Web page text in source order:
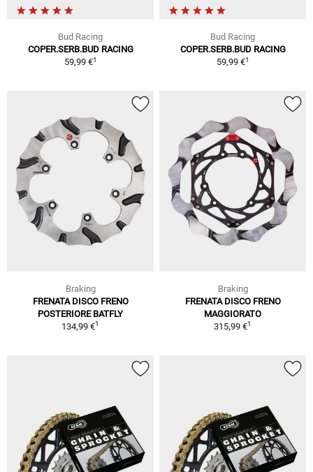
Bud Racing
COPER.SERB.BUD RACING
59,99 €1
Bud Racing
COPER.SERB.BUD RACING
59,99 €1
Braking
FRENATA DISCO FRENO
POSTERIORE BATFLY
134,99 €1
Braking
FRENATA DISCO FRENO
MAGGIORATO
315,99 €1